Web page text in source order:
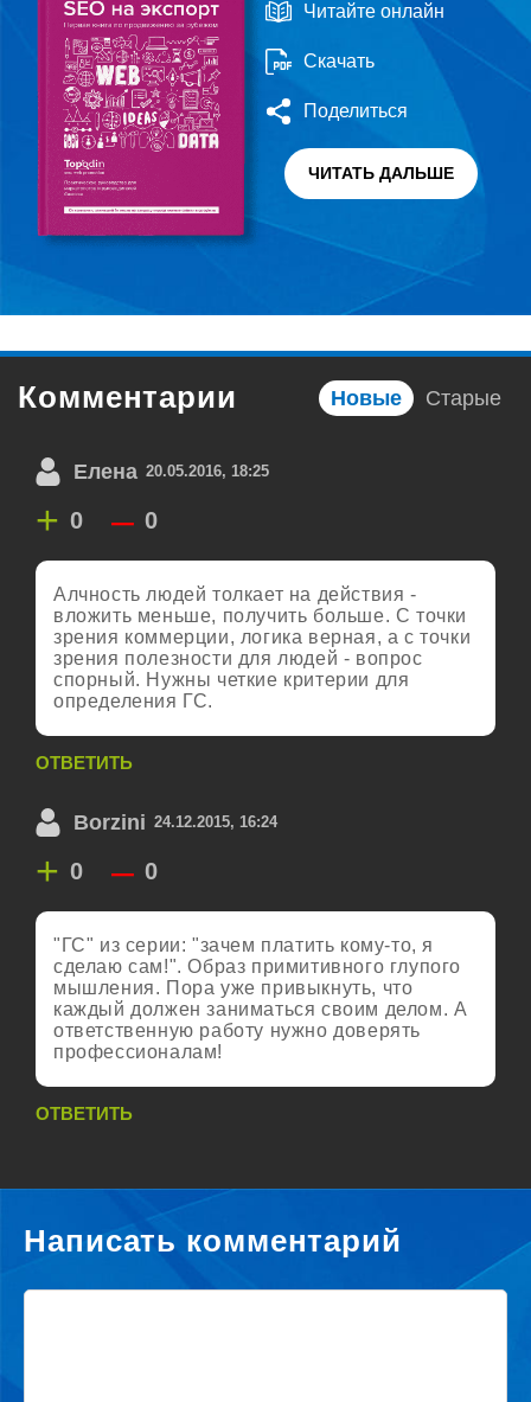
Читайте онлайн
Скачать
Поделиться
ЧИТАТЬ ДАЛЬШЕ
Комментарии Новые Старые
Елена 20.05.2016, 18:25
+ 0 – 0
Алчность людей толкает на действия -
вложить меньше, получить больше. С точки
зрения коммерции, логика верная, а с точки
зрения полезности для людей - вопрос
спорный. Нужны четкие критерии для
определения ГС.
ОТВЕТИТЬ
Borzini 24.12.2015, 16:24
+ 0 – 0
"ГС" из серии: "зачем платить кому-то, я
сделаю сам!". Образ примитивного глупого
мышления. Пора уже привыкнуть, что
каждый должен заниматься своим делом. А
ответственную работу нужно доверять
профессионалам!
ОТВЕТИТЬ
Написать комментарий